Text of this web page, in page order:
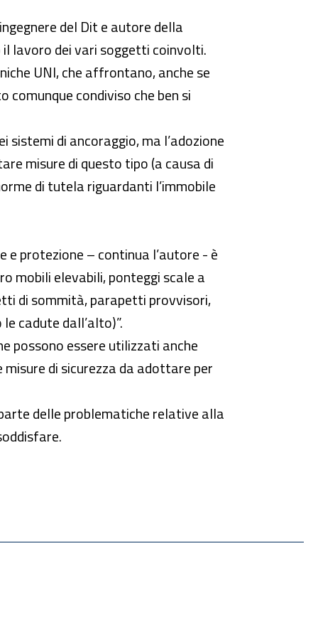
del Dit e autore della
lavoro dei vari soggetti coinvolti.
UNI, che affrontano, anche se
condiviso che ben si
sistemi di ancoraggio, ma l’adozione
misure di questo tipo (a causa di
di tutela riguardanti l’immobile
e protezione – continua l’autore - è
mobili elevabili, ponteggi scale a
di sommità, parapetti provvisori,
cadute dall’alto)”.
possono essere utilizzati anche
di sicurezza da adottare per
delle problematiche relative alla